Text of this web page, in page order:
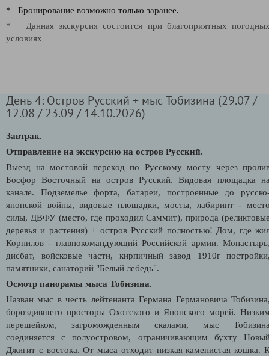
* Бронирование возможно только заранее.
* Данная экскурсия состоится при благоприятных
условиях
День 4: Остров Русский + мыс Тобизина (29.07 /
12.08 / 23.09 / 14.10.2026)
Завтрак.
Отправление на экскурсию на остров Русский.
Выезд на мостовой переход по Русскому мосту через
Босфор Восточный на остров Русский. Видовая площадка
канале. Подземелье форта, батареи, построенные до
японской войны, видовые площадки, мосты, лабиринт -
силы, ДВФУ (место, где проходил Саммит), природа
деревья и растения) + остров Русский полностью! Дом, где
Корнилов - главнокомандующий Российской армии.
дисбат, войсковые части, кирпичный завод 1910г
памятники, санаторий "Белый лебедь".
Осмотр панорамы мыса Тобизина.
Назван мыс в честь лейтенанта Германа Германовича
бороздившего просторы Охотского и Японского морей.
перешейком, загроможденным скалами, мыс
соединяется с полуостровом, ограничивающим бухту
Джигит с востока. От мыса отходит низкая каменистая кошка.